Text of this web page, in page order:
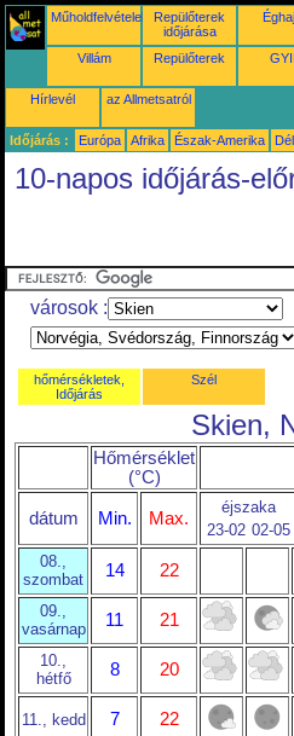
Műholdfelvételek
Repülőterek
időjárása
Villám Repülőterek
Hírlevél az Allmetsatról
Időjárás : Európa Afrika Észak-Amerika
10-napos időjárás-
városok :
hőmérsékletek,
Időjárás
Szél
Skien,
Hőmérséklet
(°C)
dátum Min. Max.
éjszaka
23-02 02-05
08.,
szombat
14 22
09.,
vasárnap
11 21
10.,
hétfő
8 20
11., kedd 7 22